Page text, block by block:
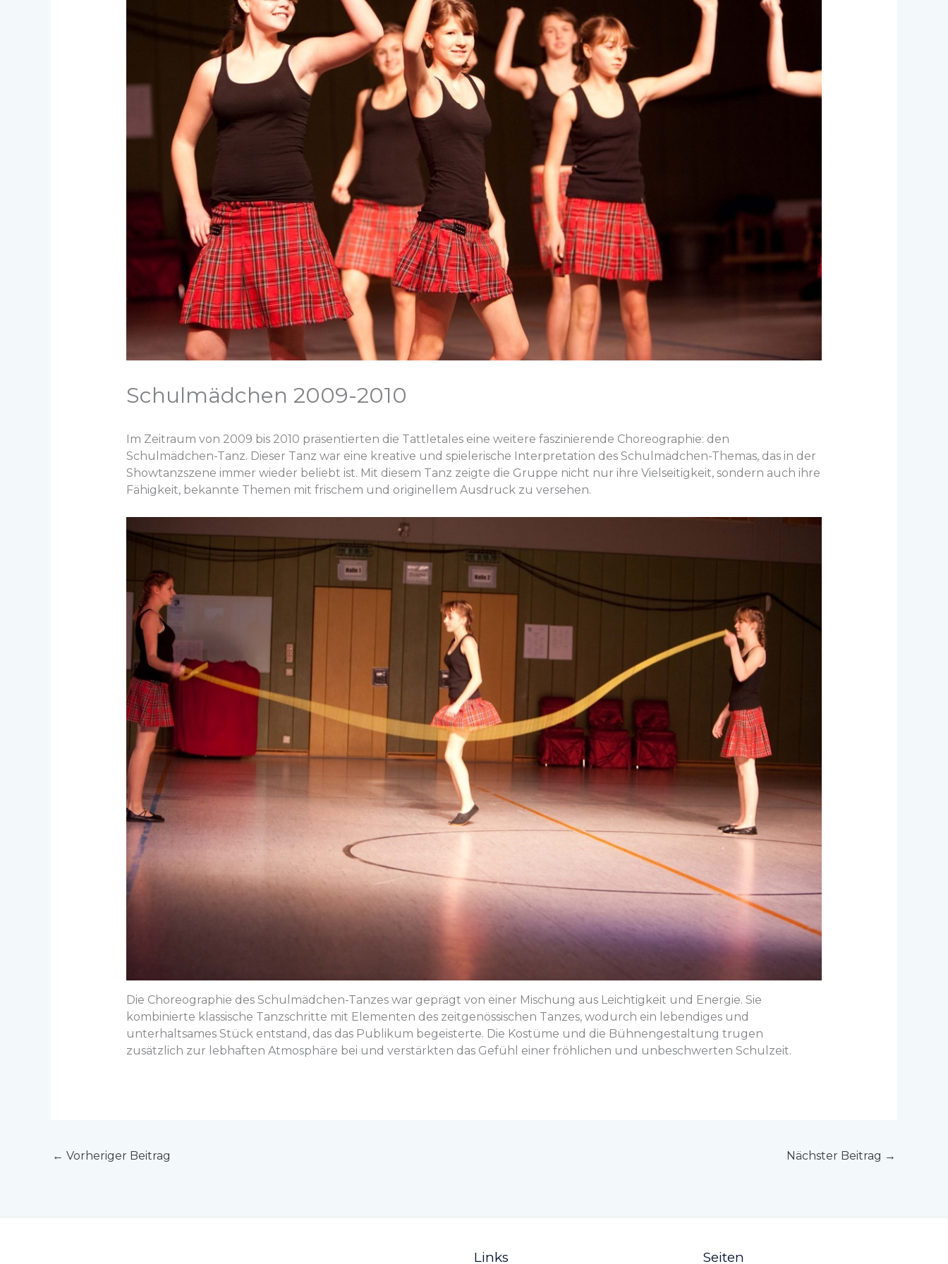
Schulmädchen 2009-2010
Im Zeitraum von 2009 bis 2010 präsentierten die Tattletales eine weitere faszinierende Choreographie: den
Schulmädchen-Tanz. Dieser Tanz war eine kreative und spielerische Interpretation des Schulmädchen-Themas, das in der
Showtanzszene immer wieder beliebt ist. Mit diesem Tanz zeigte die Gruppe nicht nur ihre Vielseitigkeit, sondern auch ihre
Fähigkeit, bekannte Themen mit frischem und originellem Ausdruck zu versehen.
Die Choreographie des Schulmädchen-Tanzes war geprägt von einer Mischung aus Leichtigkeit und Energie. Sie
kombinierte klassische Tanzschritte mit Elementen des zeitgenössischen Tanzes, wodurch ein lebendiges und
unterhaltsames Stück entstand, das das Publikum begeisterte. Die Kostüme und die Bühnengestaltung trugen
zusätzlich zur lebhaften Atmosphäre bei und verstärkten das Gefühl einer fröhlichen und unbeschwerten Schulzeit.
← Vorheriger Beitrag Nächster Beitrag →
Links Seiten